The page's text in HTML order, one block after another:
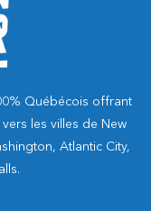
Québécois offrant
les villes de New
Atlantic City,